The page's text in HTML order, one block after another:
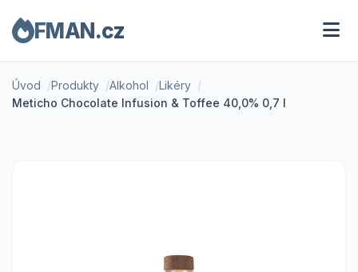
FMAN.cz
Úvod Produkty Alkohol
Likéry
Meticho Chocolate Infusion & Toffee 40,0% 0,7 l